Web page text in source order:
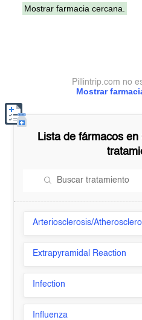
Mostrar farmacia cercana.
Mostrar
Pillintrip.com no
Lista de fármacos en
Arteriosclerosis/
Extrapyramidal Reaction
Infection
Influenza